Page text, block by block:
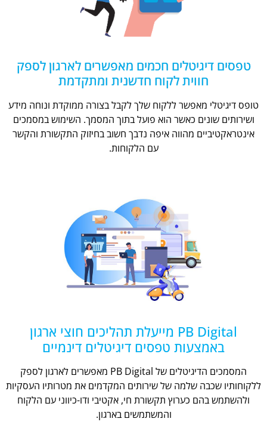
טפסים דיגיטלים חכמים מאפשרים לארגון לספק
חווית לקוח חדשנית ומתקדמת
טופס דיגיטלי מאפשר ללקוח שלך לקבל בצורה ממוקדת ונוחה מידע
ושירותים שונים כאשר הוא פועל בתוך המסמך. השימוש במסמכים
אינטראקטיביים מהווה איפה נדבך חשוב בחיזוק התקשורת והקשר
עם הלקוחות.
PB Digital מייעלת תהליכים חוצי ארגון
באמצעות טפסים דיגיטלים דינמיים
המסמכים הדיגיטלים של PB Digital מאפשרים לארגון לספק
ללקוחותיו שכבה שלמה של שירותים המקדמים את מטרותיו העסקיות
ולהשתמש בהם כערוץ תקשורת חי, אקטיבי ודו-כיווני עם הלקוח
והמשתמשים בארגון.